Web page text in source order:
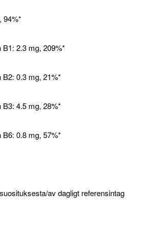
94%*
2.3 mg, 209%*
0.3 mg, 21%*
4.5 mg, 28%*
0.8 mg, 57%*
av dagligt referensintag